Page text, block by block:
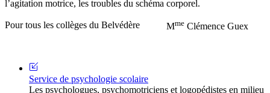
l’agitation motrice, les troubles du schéma corporel.
Pour tous les collèges du Belvédère Mme Clémence Guex
Service de psychologie scolaire
Les psychologues, psychomotriciens et logopédistes en milieu